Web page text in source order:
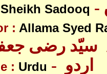
Sheikh Sadooq
: Allama Syed
سیّد رضی
: Urdu